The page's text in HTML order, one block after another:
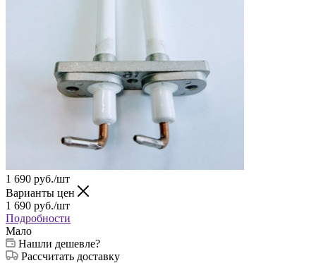
1 690 руб./шт
Варианты цен
1 690 руб./шт
Подробности
Мало
Нашли дешевле?
Рассчитать доставку